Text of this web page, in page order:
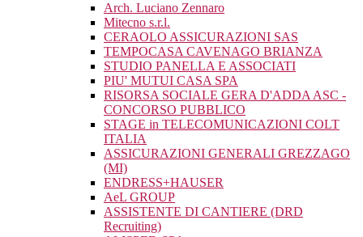
Arch. Luciano Zennaro
Mitecno s.r.l.
CERAOLO ASSICURAZIONI SAS
TEMPOCASA CAVENAGO BRIANZA
STUDIO PANELLA E ASSOCIATI
PIU' MUTUI CASA SPA
RISORSA SOCIALE GERA D'ADDA ASC -
CONCORSO PUBBLICO
STAGE in TELECOMUNICAZIONI COLT
ITALIA
ASSICURAZIONI GENERALI GREZZAGO
(MI)
ENDRESS+HAUSER
AeL GROUP
ASSISTENTE DI CANTIERE (DRD
Recruiting)